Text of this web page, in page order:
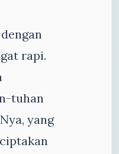
rapi.
tuhan
yang